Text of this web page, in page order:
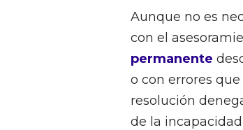
Aunque no es
con el
permanente
o con errores
resolución
de la